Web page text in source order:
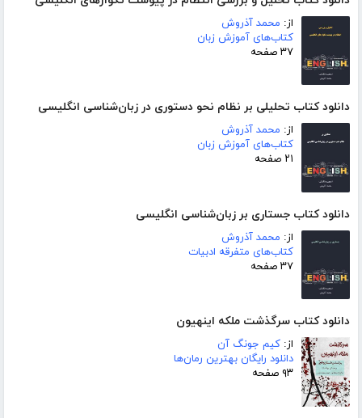
از: محمد آذروش
کتاب‌های آموزش زبان
۳۷ صفحه
دانلود کتاب تحلیلی بر نظام نحو دستوری در زبان‌شناسی انگلیسی
از: محمد آذروش
کتاب‌های آموزش زبان
۲۱ صفحه
دانلود کتاب جستاری بر زبان‌شناسی انگلیسی
از: محمد آذروش
کتاب‌های متفرقه ادبیات
۳۷ صفحه
دانلود کتاب سرگذشت ملکه اینهیون
از: کیم جونگ آن
دانلود رایگان بهترین رمان‌ها
۹۳ صفحه